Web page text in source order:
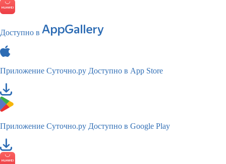
Доступно в
Приложение Суточно.ру Доступно в App Store
Приложение Суточно.ру Доступно в Google Play